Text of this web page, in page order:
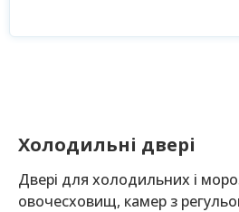
Холодильні двері
Двері для холодильних і
овочесховищ, камер з